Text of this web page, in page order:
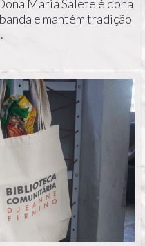
Maria Salete é dona
e mantém tradição